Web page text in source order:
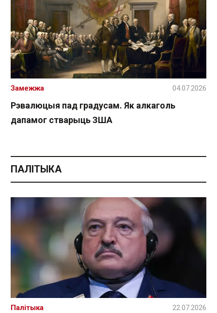
Рэвалюцыя пад градусам. Як алкаголь
дапамог стварыць ЗША
Замежжа 04.07.2026
ПАЛІТЫКА
Палітыка 22.07.2026